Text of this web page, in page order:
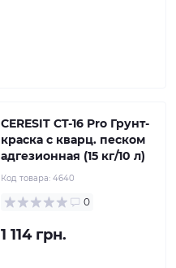
CERESIT CT-16 Pro Грунт-
краска с кварц. песком
адгезионная (15 кг/10 л)
Код товара: 4640
0
1 114 грн.